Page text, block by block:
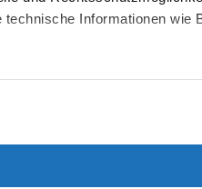
Informationen